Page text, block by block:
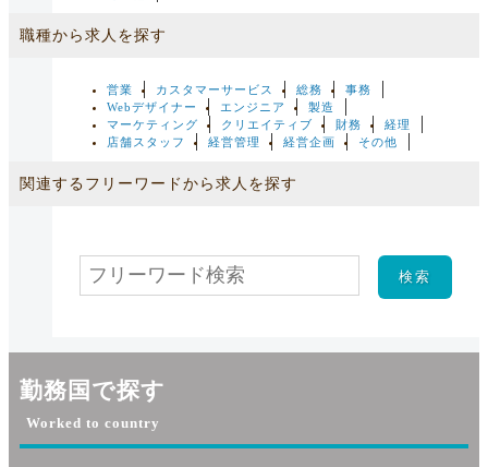
職種から求人を探す
営業 カスタマーサービス 総務
事務
Webデザイナー
エンジニア
製造
マーケティング
クリエイティブ 財務
経理
店舗スタッフ
経営管理 経営企画 その他
関連するフリーワードから求人を探す
勤務国で探す
Worked to country